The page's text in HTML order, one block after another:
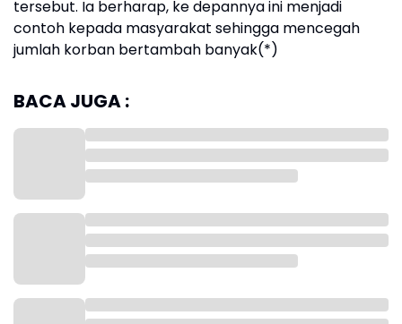
tersebut. Ia berharap, ke depannya ini menjadi
contoh kepada masyarakat sehingga mencegah
jumlah korban bertambah banyak(*)
BACA JUGA :